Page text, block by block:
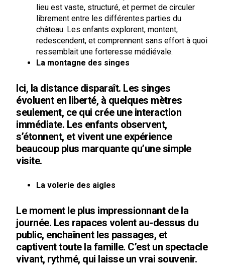
lieu est vaste, structuré, et permet de circuler
librement entre les différentes parties du
château. Les enfants explorent, montent,
redescendent, et comprennent sans effort à quoi
ressemblait une forteresse médiévale.
La montagne des singes
Ici, la distance disparaît. Les singes
évoluent en liberté, à quelques mètres
seulement, ce qui crée une interaction
immédiate. Les enfants observent,
s’étonnent, et vivent une expérience
beaucoup plus marquante qu’une simple
visite.
La volerie des aigles
Le moment le plus impressionnant de la
journée. Les rapaces volent au-dessus du
public, enchaînent les passages, et
captivent toute la famille. C’est un spectacle
vivant, rythmé, qui laisse un vrai souvenir.